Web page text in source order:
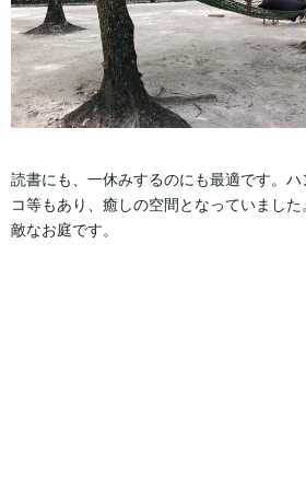
読書にも、一休みするのにも最適です。
コ等もあり、癒しの空間となっていまし
敵なお庭です。